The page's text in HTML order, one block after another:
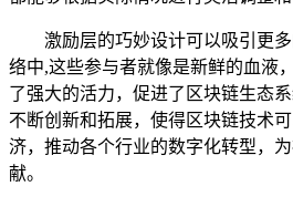
激励层的巧妙设计可以吸引更
络中,这些参与者就像是新鲜的血液
了强大的活力，促进了区块链生态
不断创新和拓展，使得区块链技术
济，推动各个行业的数字化转型，
献。